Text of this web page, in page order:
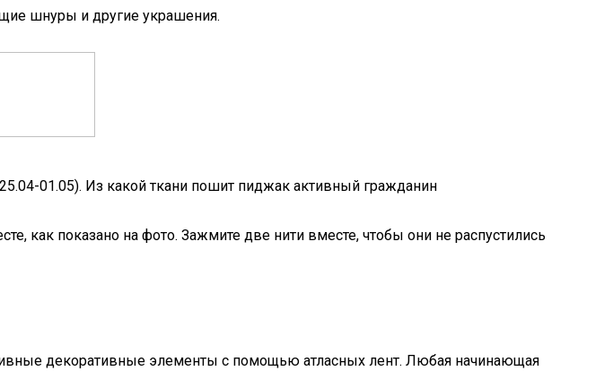
шнуры и другие украшения.
01.05). Из какой ткани пошит пиджак активный гражданин
как показано на фото. Зажмите две нити вместе, чтобы они не распустились
декоративные элементы с помощью атласных лент. Любая начинающая